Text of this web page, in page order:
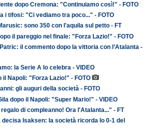
dopo Cremona: "Continuiamo così!" - FOTO
i tifosi: "Ci vediamo tra poco..." - FOTO
sono 350 con l'aquila sul petto - FT
il pareggio nel finale: "Forza Lazio!" - FOTO
il commento dopo la vittoria con l’Atalanta -
la Serie A lo celebra - VIDEO
Napoli: "Forza Lazio!" - FOTO
gli auguri della società - FOTO
dopo il Napoli: "Super Mario!" - VIDEO
di compleanno! Ora l'Atalanta..." - FT
decisa Isaksen: la società ricorda lo 0-1 del